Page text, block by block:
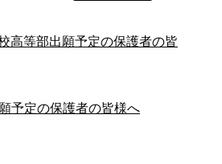
高等部出願予定の保護者の皆
予定の保護者の皆様へ